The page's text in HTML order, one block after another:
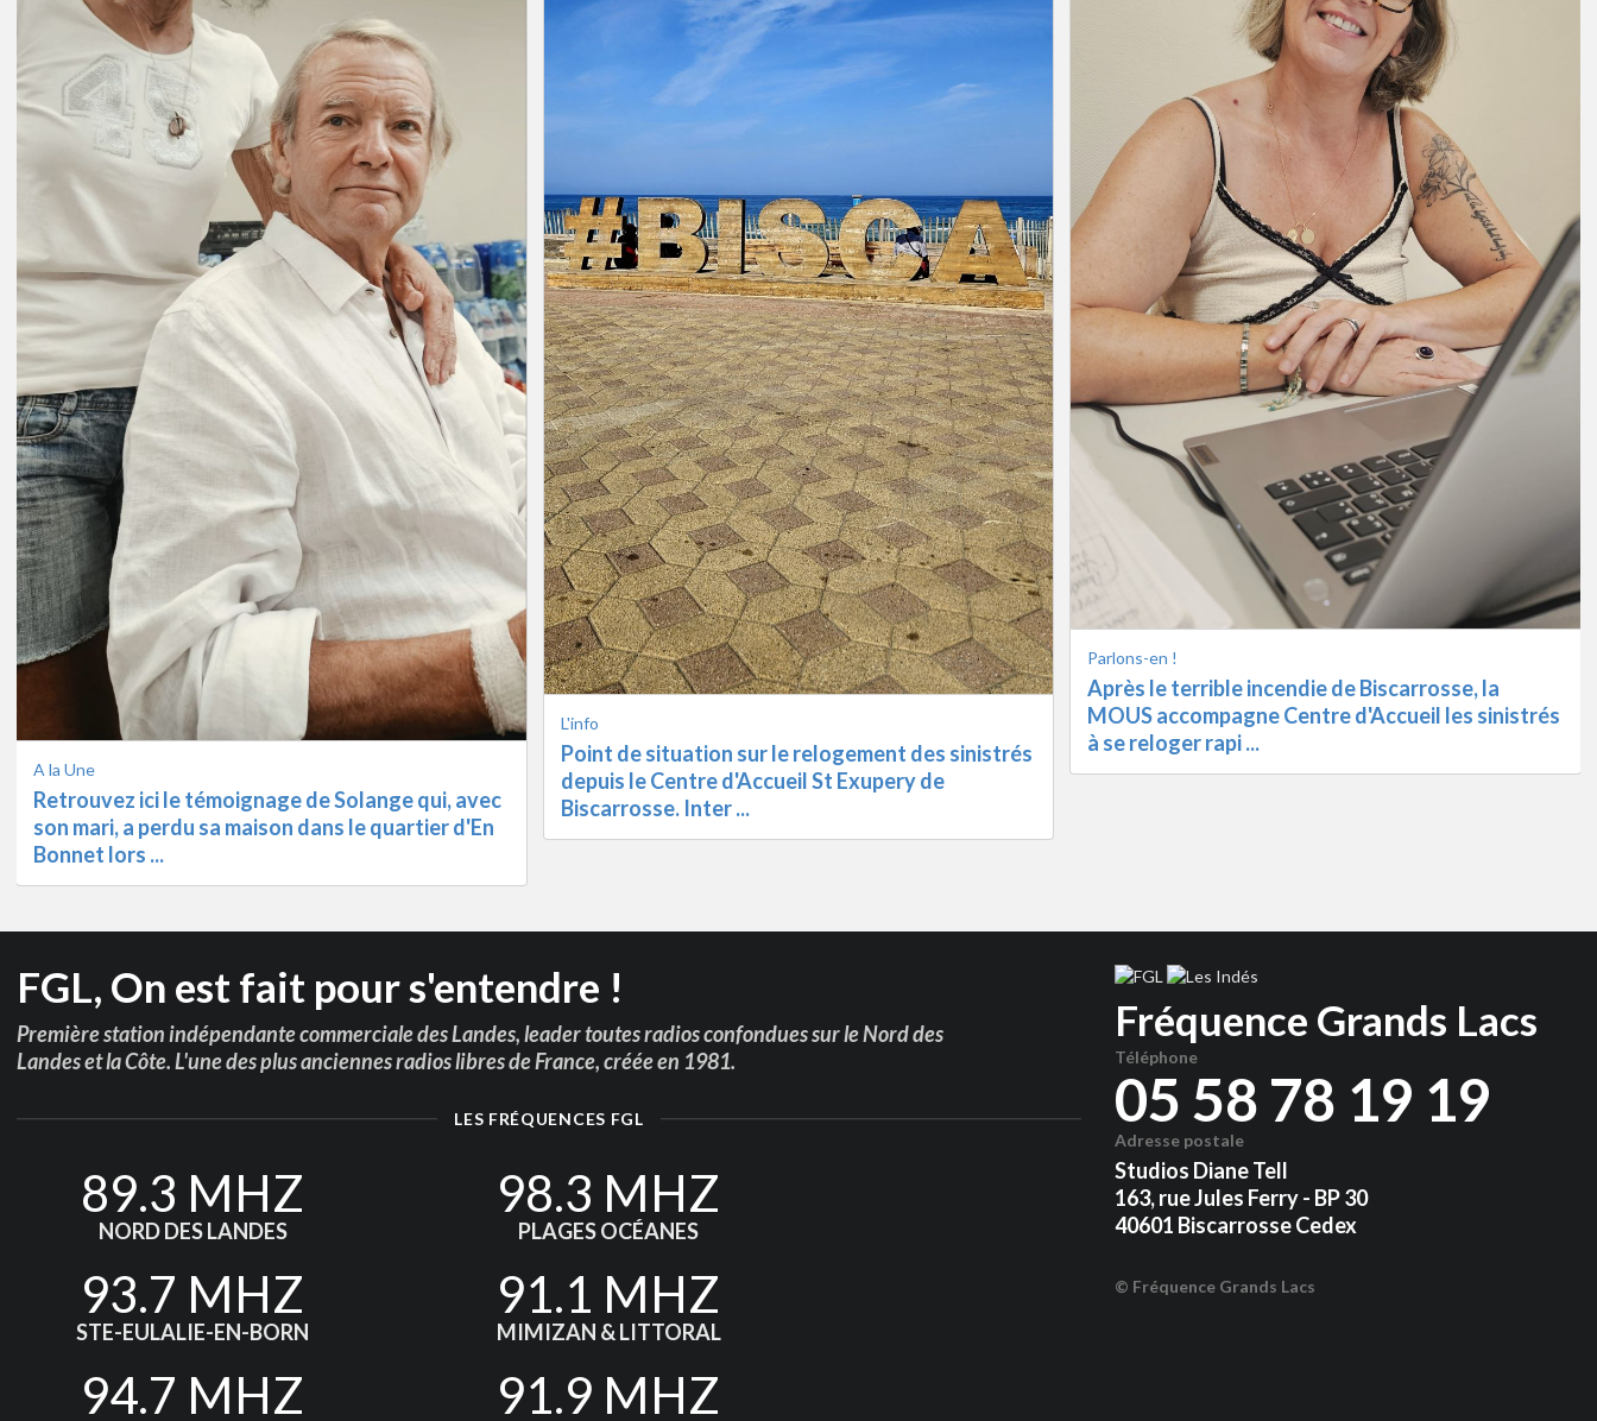
depuis le Centre d'Accueil St Exupery de
Biscarrosse. Inter ...
Parlons-en !
Après le terrible incendie de Biscarrosse, la
MOUS accompagne Centre d'Accueil les sinistrés
à se reloger rapi ...
On en parle
Emission spéciale Incendie de Biscarrosse,
Artisans sinistrés : Patrice Lartigue (président de
la CMA Landes-N ...
FGL, On est fait pour s'entendre !
Première station indépendante commerciale des Landes, leader toutes radios confondues sur le Nord des
Landes et la Côte. L'une des plus anciennes radios libres de France, créée en 1981.
LES FRÉQUENCES FGL
89.3 MHZ
NORD DES LANDES
98.3 MHZ
PLAGES OCÉANES
93.7 MHZ
STE-EULALIE-EN-BORN
91.1 MHZ
MIMIZAN & LITTORAL
94.7 MHZ 91.9 MHZ
Fréquence Grands Lacs
Téléphone
05 58 78 19 19
Adresse postale
Studios Diane Tell
163, rue Jules Ferry - BP 30
40601 Biscarrosse Cedex
© Fréquence Grands Lacs